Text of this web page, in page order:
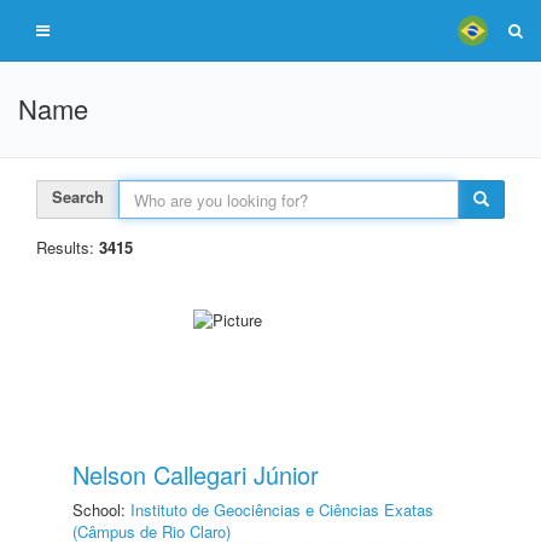
Name
Search
Results: 3415
Nelson Callegari Júnior
School: Instituto de Geociências e Ciências Exatas
(Câmpus de Rio Claro)